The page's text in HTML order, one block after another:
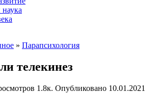
» Парапсихология
телекинез
1.8к. Опубликовано 10.01.2021